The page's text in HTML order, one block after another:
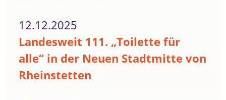
12.12.2025
Landesweit 111. „Toilette für
alle“ in der Neuen Stadtmitte von
Rheinstetten